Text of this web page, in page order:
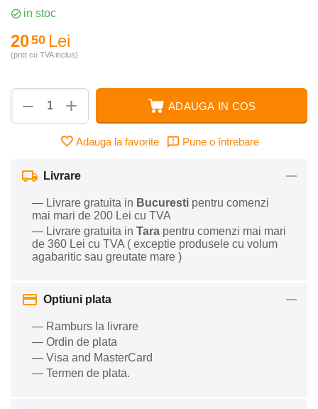
in stoc
2050 Lei
(pret cu TVA inclus)
+
− ADAUGA IN COS
Adauga la favorite Pune o întrebare
Livrare
— Livrare gratuita in Bucuresti pentru comenzi
mai mari de 200 Lei cu TVA
— Livrare gratuita in Tara pentru comenzi mai mari
de 360 Lei cu TVA ( exceptie produsele cu volum
agabaritic sau greutate mare )
Optiuni plata
— Ramburs la livrare
— Ordin de plata
— Visa and MasterCard
— Termen de plata.